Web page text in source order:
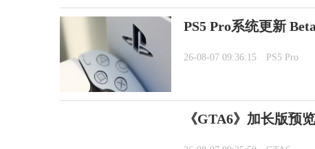
PS5 Pro系统更新
26-08-07 09:36:15 PS5 Pro
《GTA6》加长版预